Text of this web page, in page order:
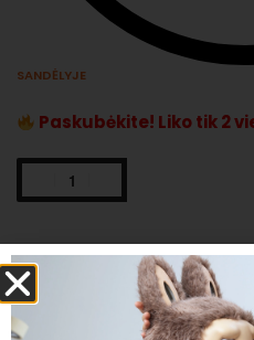
SANDĖLYJE
Paskubėkite! Liko tik 2
Numatomas pristatymo laikas:
ketvirtadienis, rugp. 13